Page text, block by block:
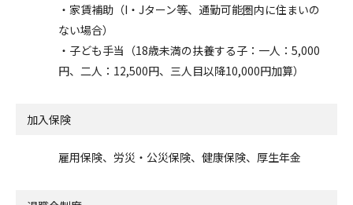
・家賃補助（I・Jターン等、通勤可能圏内に住まいの
ない場合）
・子ども手当（18歳未満の扶養する子：一人：5,000
円、二人：12,500円、三人目以降10,000円加算）
加入保険
雇用保険、労災・公災保険、健康保険、厚生年金